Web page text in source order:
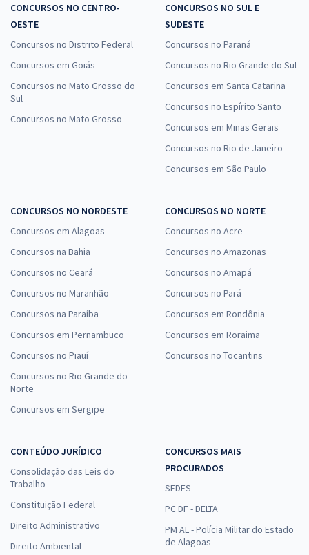
CONCURSOS NO CENTRO-
OESTE
Concursos no Distrito Federal
Concursos em Goiás
Concursos no Mato Grosso do
Sul
Concursos no Mato Grosso
CONCURSOS NO SUL E
SUDESTE
Concursos no Paraná
Concursos no Rio Grande do Sul
Concursos em Santa Catarina
Concursos no Espírito Santo
Concursos em Minas Gerais
Concursos no Rio de Janeiro
Concursos em São Paulo
CONCURSOS NO NORDESTE
Concursos em Alagoas
Concursos na Bahia
Concursos no Ceará
Concursos no Maranhão
Concursos na Paraíba
Concursos em Pernambuco
Concursos no Piauí
Concursos no Rio Grande do
Norte
Concursos em Sergipe
CONCURSOS NO NORTE
Concursos no Acre
Concursos no Amazonas
Concursos no Amapá
Concursos no Pará
Concursos em Rondônia
Concursos em Roraima
Concursos no Tocantins
CONTEÚDO JURÍDICO
Consolidação das Leis do
Trabalho
Constituição Federal
Direito Administrativo
Direito Ambiental
CONCURSOS MAIS
PROCURADOS
SEDES
PC DF - DELTA
PM AL - Polícia Militar do Estado
de Alagoas